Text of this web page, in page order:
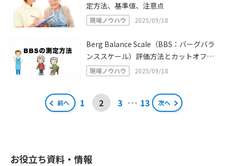
定方法、基準値、注意点
現場ノウハウ 2025/09/18
Berg Balance Scale（BBS：バーグバラ
ンススケール）評価方法とカットオフ値
の基礎知識
現場ノウハウ 2025/09/18
投
前へ 1 2 3 … 13 次へ
お役立ち資料・情報